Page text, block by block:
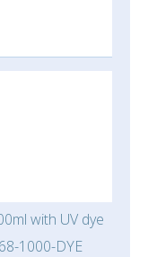
with UV dye
1000-DYE